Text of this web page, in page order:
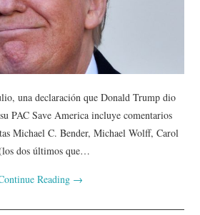
una declaración que Donald Trump dio
PAC Save America incluye comentarios
Michael C. Bender, Michael Wolff, Carol
dos últimos que…
Reading →